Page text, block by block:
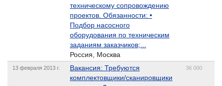
техническому сопровождению
проектов. Обязанности: •
Подбор насосного
оборудования по техническим
заданиям заказчиков;...
Россия, Москва
13 февраля 2013 г.
Вакансия: Требуются
комплектовщики/сканировщики
36 000